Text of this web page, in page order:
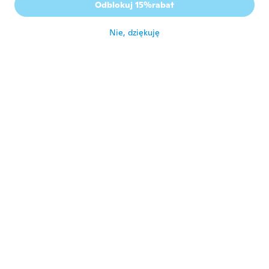
Rok dołączenia 2018 · 20 opinie
Odblokuj 15%rabat
Nie, dziękuję